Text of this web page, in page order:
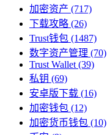
加密资产 (717)
下载攻略 (26)
Trust钱包 (1487)
数字资产管理 (70)
Trust Wallet (39)
私钥 (69)
安卓版下载 (16)
加密钱包 (12)
加密货币钱包 (10)